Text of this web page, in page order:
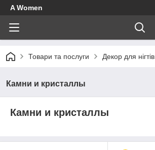
A Women
Товари та послуги Декор для нігтів
Камни и кристаллы
Камни и кристаллы